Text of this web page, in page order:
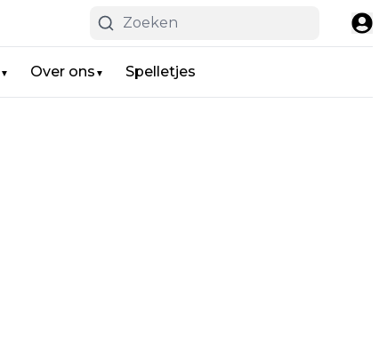
▼ Over ons ▼ Spelletjes